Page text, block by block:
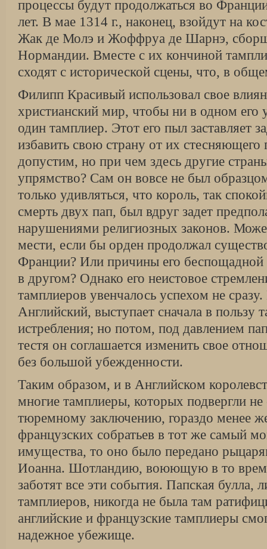
процессы будут продолжаться во
лет. В мае 1314 г., наконец, взойдут на
Жак де Молэ и Жоффруа де Шарнэ,
Нормандии. Вместе с их кончиной
сходят с исторической сцены, что, в
Филипп Красивый использовал свое
христианский мир, чтобы ни в одном его
один тамплиер. Этот его пыл заставляет
избавить свою страну от их
допустим, но при чем здесь другие
упрямство? Сам он вовсе не был
только удивляться, что король, так
смерть двух пап, был вдруг задет
нарушениями религиозных законов.
мести, если бы орден продолжал
Франции? Или причины его беспощадной
в другом? Однако его неистовое
тамплиеров увенчалось успехом не
Английский, выступает сначала в пользу
истребления; но потом, под давлением
тестя он соглашается изменить свое
без большой убежденности.
Таким образом, и в Английском
многие тамплиеры, которых подвергли
тюремному заключению, гораздо менее
французских собратьев в тот же самый
имущества, то оно было передано
Иоанна. Шотландию, воюющую в то
заботят все эти события. Папская булла,
тамплиеров, никогда не была там
английские и французские тамплиеры
надежное убежище.